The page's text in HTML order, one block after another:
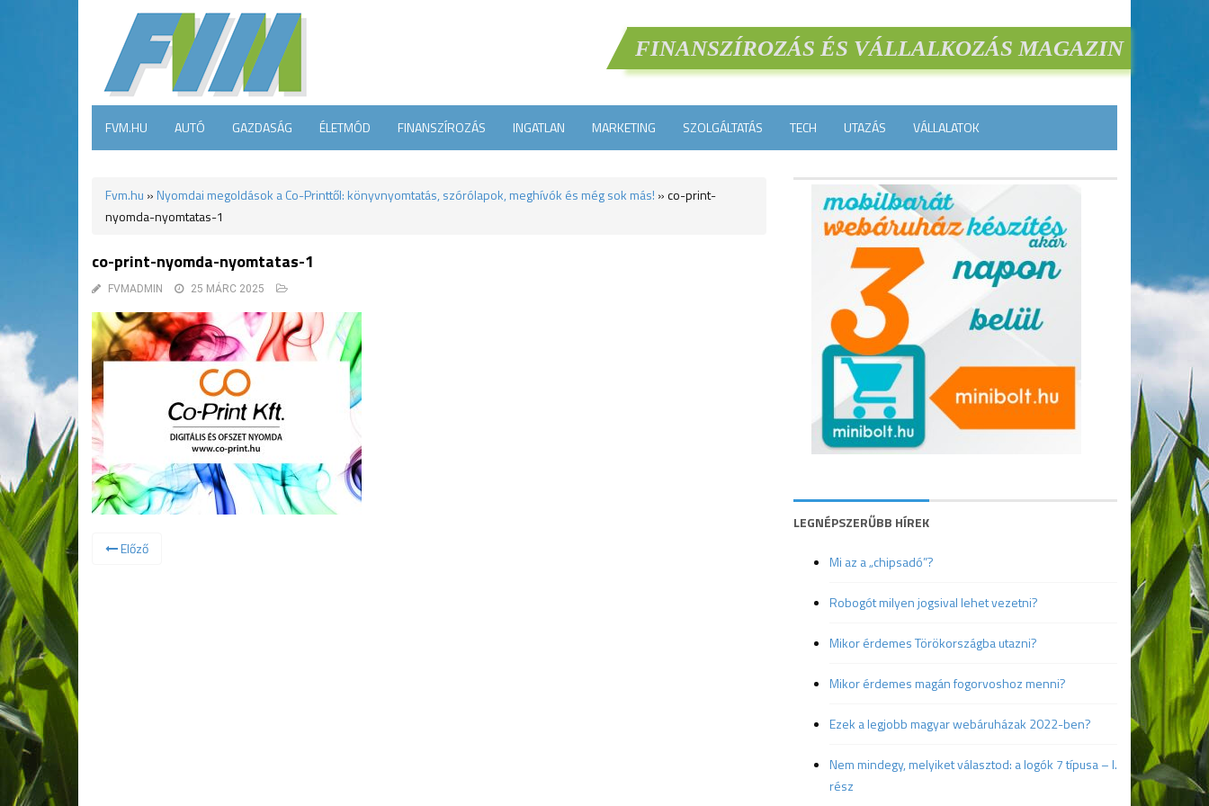
FINANSZÍROZÁS ÉS VÁLLALKOZÁS MAGAZIN
FVM.HU AUTÓ GAZDASÁG ÉLETMÓD FINANSZÍROZÁS INGATLAN MARKETING SZOLGÁLTATÁS TECH UTAZÁS VÁLLALATOK
Fvm.hu » Nyomdai megoldások a Co-Printtől: könyvnyomtatás, szórólapok, meghívók és még sok más! »co-print-
nyomda-nyomtatas-1
co-print-nyomda-nyomtatas-1
FVMADMIN 25 MÁRC 2025
Előző
LEGNÉPSZERŰBB HÍREK
Mi az a „chipsadó”?
Robogót milyen jogsival lehet vezetni?
Mikor érdemes Törökországba utazni?
Mikor érdemes magán fogorvoshoz menni?
Ezek a legjobb magyar webáruházak 2022-ben?
Nem mindegy, melyiket választod: a logók 7 típusa – I.
rész